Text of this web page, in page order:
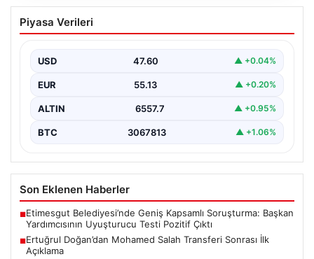
Ertuğrul Doğan’dan Mohamed Salah
Transferi Sonrası İlk Açıklama
Mısırlı futbolcu Mohamed Salah’ın transfer gelişmeleri
hakkında…
Piyasa Verileri
USD 47.60 ▲ +0.04%
EUR 55.13 ▲ +0.20%
ALTIN 6557.7 ▲ +0.95%
BTC 3067813 ▲ +1.06%
Son Eklenen Haberler
■Etimesgut Belediyesi’nde Geniş Kapsamlı Soruşturma: Başkan
Yardımcısının Uyuşturucu Testi Pozitif Çıktı
■Ertuğrul Doğan’dan Mohamed Salah Transferi Sonrası İlk
Açıklama